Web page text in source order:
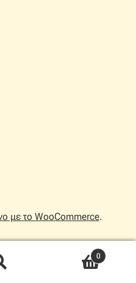
με το WooCommerce.
0